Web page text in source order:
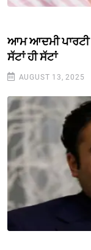
ਆਮ ਆਦਮੀ ਪਾਰਟੀ
ਸੱਟਾਂ ਹੀ ਸੱਟਾਂ
AUGUST 13, 2025